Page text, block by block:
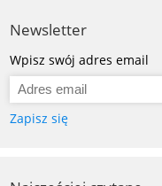
Newsletter
Wpisz swój adres email
Zapisz się